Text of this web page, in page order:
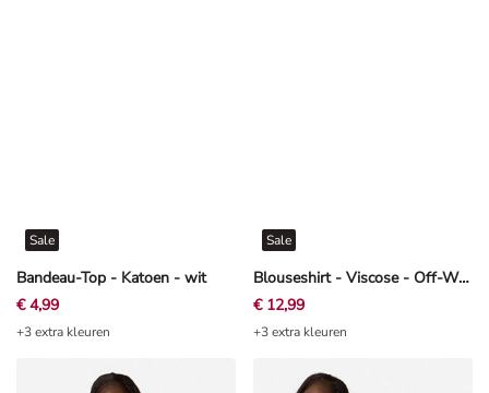
Bandeau-Top - Katoen - wit
Sale
€ 4,99
+3 extra kleuren
Blouseshirt - Viscose - Off-White
Sale
€ 12,99
+3 extra kleuren